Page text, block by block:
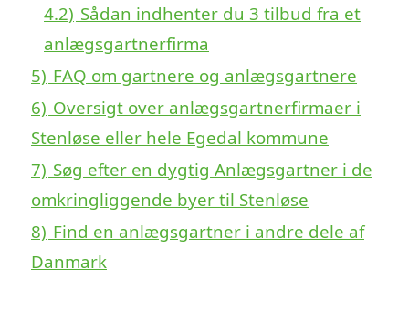
4.2) Sådan indhenter du 3 tilbud fra et
anlægsgartnerfirma
5) FAQ om gartnere og anlægsgartnere
6) Oversigt over anlægsgartnerfirmaer i
Stenløse eller hele Egedal kommune
7) Søg efter en dygtig Anlægsgartner i de
omkringliggende byer til Stenløse
8) Find en anlægsgartner i andre dele af
Danmark